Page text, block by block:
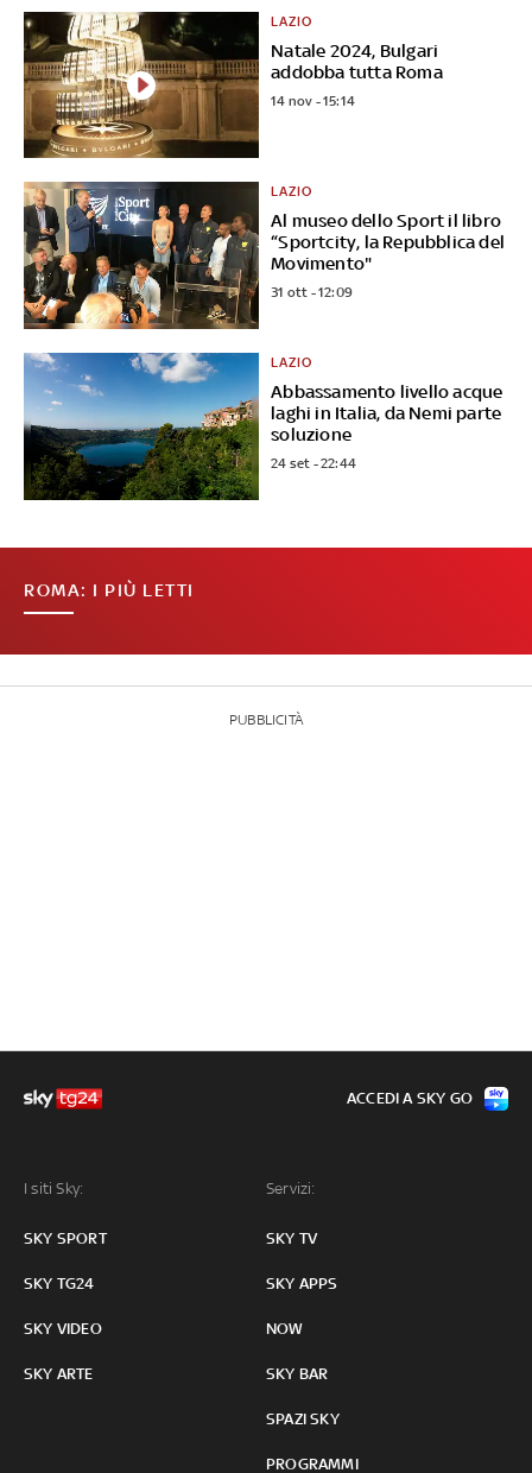
Natale 2024, Bulgari
addobba tutta Roma
LAZIO
14 nov - 15:14
Al museo dello Sport il libro
“Sportcity, la Repubblica del
Movimento"
LAZIO
31 ott - 12:09
Abbassamento livello acque
laghi in Italia, da Nemi parte
soluzione
LAZIO
24 set - 22:44
ROMA: I PIÙ LETTI
PUBBLICITÀ
I siti Sky:
SKY SPORT
SKY TG24
SKY VIDEO
SKY ARTE
Servizi:
SKY TV
SKY APPS
NOW
SKY BAR
SPAZI SKY
PROGRAMMI
ACCEDI A SKY GO